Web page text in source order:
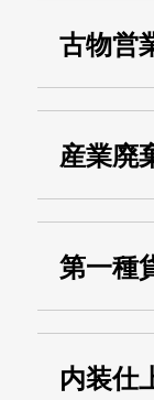
古物営
産業廃
運搬
第一種
事業
内装仕